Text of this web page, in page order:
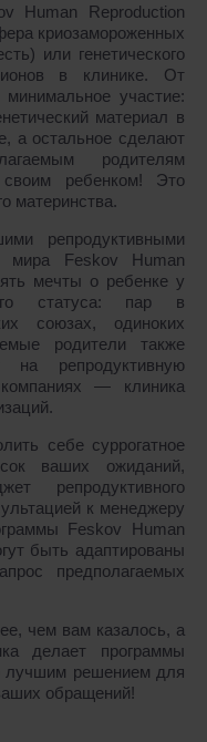
Human Reproduction
криозамороженных
или генетического
в клинике. От
участие:
материал в
а остальное сделают
родителям
своим ребенком! Это
материнства.
репродуктивными
мира Feskov Human
мечты о ребенке у
статуса: пар в
союзах, одиноких
родители также
на репродуктивную
― клиника
себе суррогатное
ваших ожиданий,
репродуктивного
к менеджеру
Feskov Human
быть адаптированы
предполагаемых
чем вам казалось, а
делает программы
лучшим решением для
обращений!